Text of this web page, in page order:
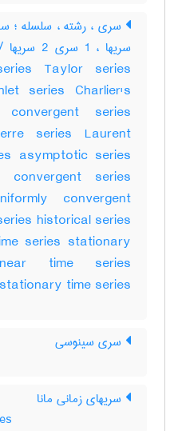
Taylor series
series Charlier's
series
series Laurent
asymptotic series
convergent series
convergent
historical series
series stationary
time series
time series
سری سینوسی
سریهای زمانی مانا